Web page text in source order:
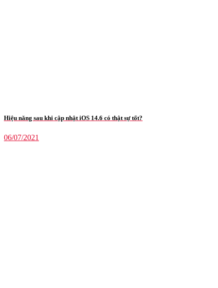
Hiệu năng sau khi cập nhật iOS 14.6 có thật sự tốt?
06/07/2021